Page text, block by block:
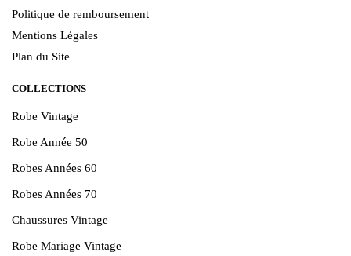
Politique de remboursement
Mentions Légales
Plan du Site
COLLECTIONS
Robe Vintage
Robe Année 50
Robes Années 60
Robes Années 70
Chaussures Vintage
Robe Mariage Vintage